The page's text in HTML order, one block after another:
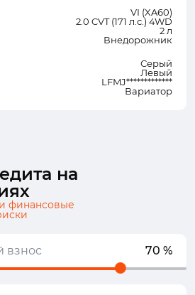
VI (XA60)
2.0 CVT (171 л.с.) 4WD
2 л
Внедорожник
Серый
Левый
LFMJ*************
Вариатор
на
финансовые
взнос 70 %